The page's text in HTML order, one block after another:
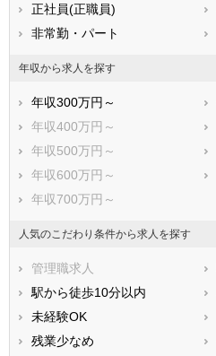
鹿児島県
正社員(正職員)
非常勤・パート
年収から求人を探す
年収300万円～
年収400万円～
年収500万円～
年収600万円～
年収700万円～
人気のこだわり条件から求人を探す
管理職求人
駅から徒歩10分以内
未経験OK
残業少なめ